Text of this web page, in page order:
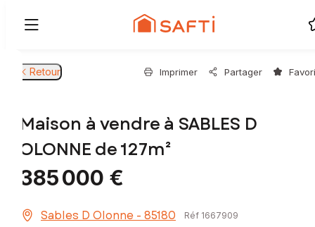
Retour Imprimer Partager
Maison à vendre à SABLES D
OLONNE de 127m²
385 000 €
Sables D Olonne - 85180 Réf 1667909